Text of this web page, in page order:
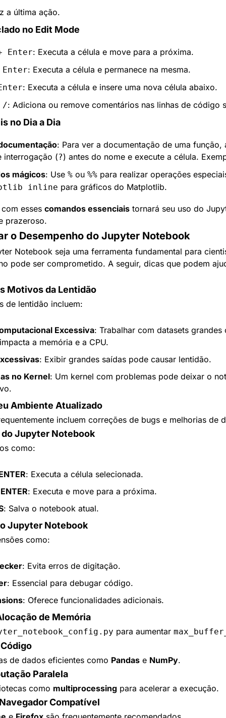
a última ação.
no Edit Mode
Enter: Executa a célula e move para a próxima.
: Executa a célula e permanece na mesma.
: Executa a célula e insere uma nova célula abaixo.
/: Adiciona ou remove comentários nas linhas de código
no Dia a Dia
: Para ver a documentação de uma função,
interrogação (?) antes do nome e execute a célula.
mágicos: Use % ou %%
inline para gráficos do Matplotlib.
esses comandos essenciais tornará seu uso do
prazeroso.
o Desempenho do Jupyter Notebook
Notebook seja uma ferramenta fundamental para
pode ser comprometido. A seguir, dicas que podem
Motivos da Lentidão
de lentidão incluem:
Excessiva: Trabalhar com datasets grandes
a memória e a CPU.
: Exibir grandes saídas pode causar lentidão.
no Kernel: Um kernel com problemas pode deixar o
Ambiente Atualizado
incluem correções de bugs e melhorias de
Jupyter Notebook
como:
: Executa a célula selecionada.
: Executa e move para a próxima.
: Salva o notebook atual.
Jupyter Notebook
como:
: Evita erros de digitação.
: Essencial para debugar código.
: Oferece funcionalidades adicionais.
de Memória
para aumentar
de dados eficientes como Pandas e NumPy.
Paralela
como multiprocessing para acelerar a execução.
Compatível